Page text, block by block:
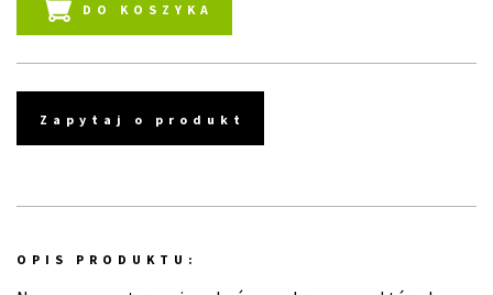
DO KOSZYKA
Zapytaj o produkt
OPIS PRODUKTU: